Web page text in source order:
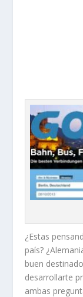
¿Estas
país?
buen
desarrollarte
ambas